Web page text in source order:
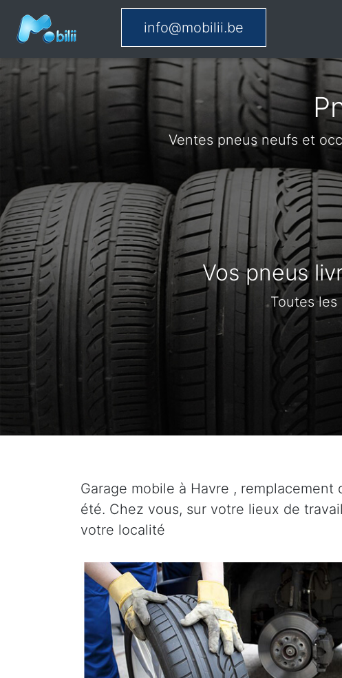
info@mobilii.be
Ventes pneus neufs et
Vos pneus
Toutes
Garage mobile à Havre ,
été. Chez vous, sur votre lieux de
votre localité